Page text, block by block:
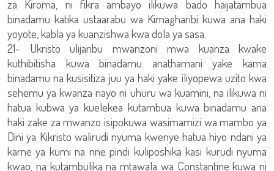
za Kiroma, ni fikra ambayo ilikuwa bado haijatambua
binadamu katika ustaarabu wa Kimagharibi kuwa ana haki
yoyote, kabla ya kuanzishwa kwa dola ya sasa.
21- Ukristo ulijaribu mwanzoni mwa kuanza kwake
kuthibitisha kuwa binadamu anathamani yake kama
binadamu na kusisitiza juu ya haki yake iliyopewa uzito kwa
sehemu ya kwanza nayo ni uhuru wa kuamini, na ilikuwa ni
hatua kubwa ya kuelekea kutambua kuwa binadamu ana
haki zake za mwanzo isipokuwa wasimamizi wa mambo ya
Dini ya Kikristo walirudi nyuma kwenye hatua hiyo ndani ya
karne ya kumi na nne pindi kuliposhika kasi kurudi nyuma
kwao, na kutambulika na mtawala wa Constantine kuwa ni